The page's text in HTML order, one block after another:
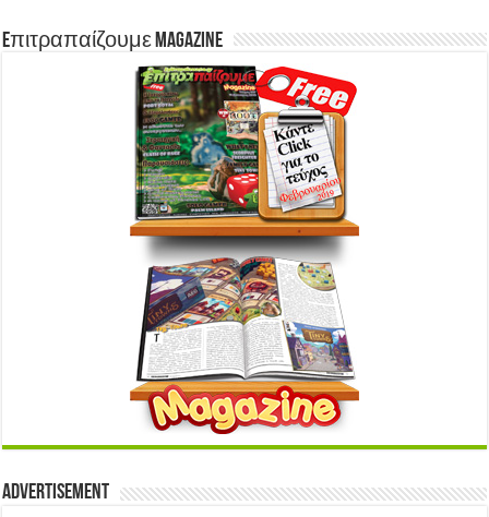
Eπιτραπαίζουμε Magazine
Advertisement